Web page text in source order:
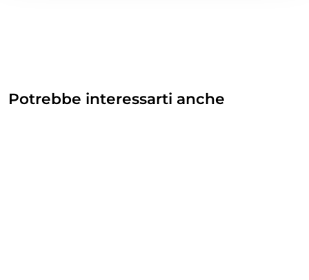
Potrebbe interessarti anche